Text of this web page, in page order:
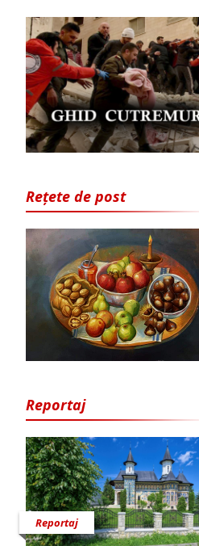
Rețete de post
Reportaj
Reportaj